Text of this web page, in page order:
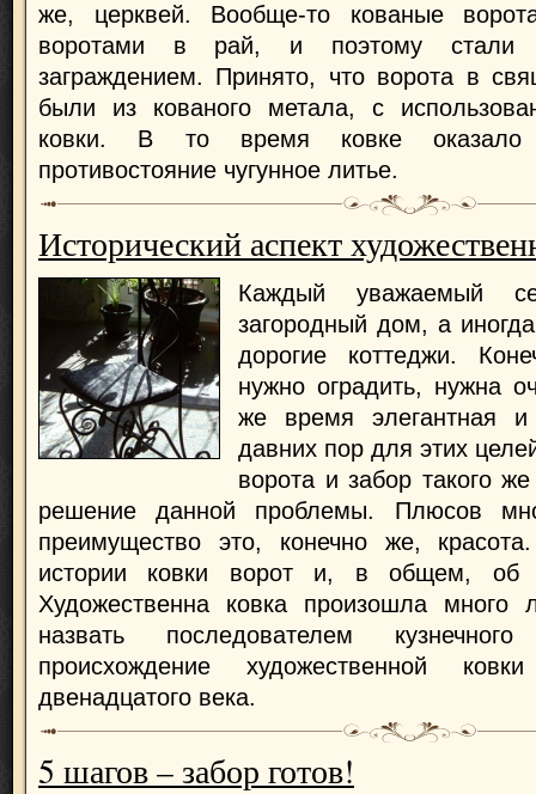
же, церквей. Вообще-то кованые
воротами в рай, и поэтому стали
заграждением. Принято, что ворота в
были из кованого метала, с
ковки. В то время ковке оказало
противостояние чугунное литье.
Исторический аспект
Каждый уважаемый
загородный дом, а
дорогие коттеджи.
нужно оградить, нужна
же время элегантная
давних пор для этих
ворота и забор такого
решение данной проблемы. Плюсов
преимущество это, конечно же,
истории ковки ворот и, в общем, об
Художественна ковка произошла
назвать последователем
происхождение художественной
двенадцатого века.
5 шагов – забор готов!